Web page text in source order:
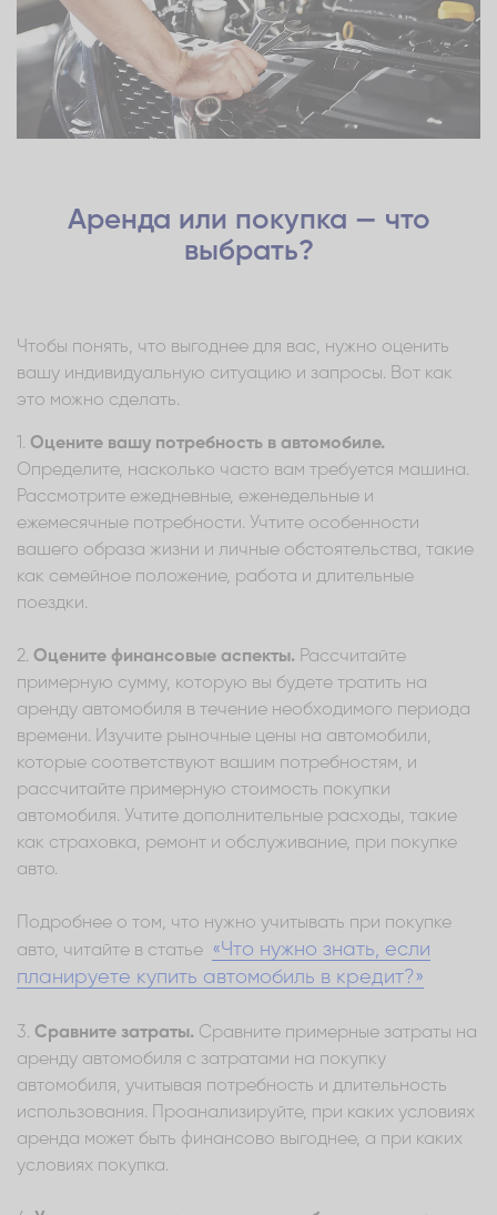
Аренда или покупка — что
выбрать?
Чтобы понять, что выгоднее для вас, нужно оценить
вашу индивидуальную ситуацию и запросы. Вот как
это можно сделать.
1. Оцените вашу потребность в автомобиле.
Определите, насколько часто вам требуется машина.
Рассмотрите ежедневные, еженедельные и
ежемесячные потребности. Учтите особенности
вашего образа жизни и личные обстоятельства, такие
как семейное положение, работа и длительные
поездки.
2. Оцените финансовые аспекты. Рассчитайте
примерную сумму, которую вы будете тратить на
аренду автомобиля в течение необходимого периода
времени. Изучите рыночные цены на автомобили,
которые соответствуют вашим потребностям, и
рассчитайте примерную стоимость покупки
автомобиля. Учтите дополнительные расходы, такие
как страховка, ремонт и обслуживание, при покупке
авто.
Подробнее о том, что нужно учитывать при покупке
авто, читайте в статье «Что нужно знать, если
планируете купить автомобиль в кредит?»
3. Сравните затраты. Сравните примерные затраты на
аренду автомобиля с затратами на покупку
автомобиля, учитывая потребность и длительность
использования. Проанализируйте, при каких условиях
аренда может быть финансово выгоднее, а при каких
условиях покупка.